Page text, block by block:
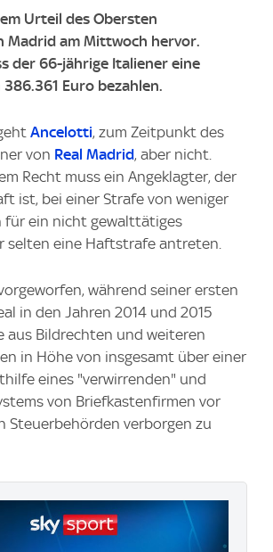
Urteil des Obersten
Madrid am Mittwoch hervor.
der 66-jährige Italiener eine
Euro bezahlen.
Ancelotti, zum Zeitpunkt des
von Real Madrid, aber nicht.
Recht muss ein Angeklagter, der
ist, bei einer Strafe von weniger
für ein nicht gewalttätiges
selten eine Haftstrafe antreten.
während seiner ersten
in den Jahren 2014 und 2015
aus Bildrechten und weiteren
in Höhe von insgesamt über einer
eines "verwirrenden" und
von Briefkastenfirmen vor
Steuerbehörden verborgen zu